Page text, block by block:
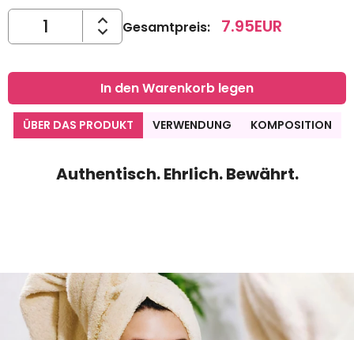
Gesamtpreis: 7.95EUR
In den Warenkorb legen
ÜBER DAS PRODUKT VERWENDUNG KOMPOSITION
Authentisch. Ehrlich. Bewährt.